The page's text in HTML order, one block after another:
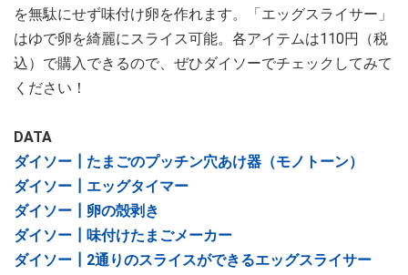
を無駄にせず味付け卵を作れます。「エッグスライサー」
はゆで卵を綺麗にスライス可能。各アイテムは110円（税
込）で購入できるので、ぜひダイソーでチェックしてみて
ください！
DATA
ダイソー┃たまごのプッチン穴あけ器（モノトーン）
ダイソー┃エッグタイマー
ダイソー┃卵の殻剥き
ダイソー┃味付けたまごメーカー
ダイソー┃2通りのスライスができるエッグスライサー